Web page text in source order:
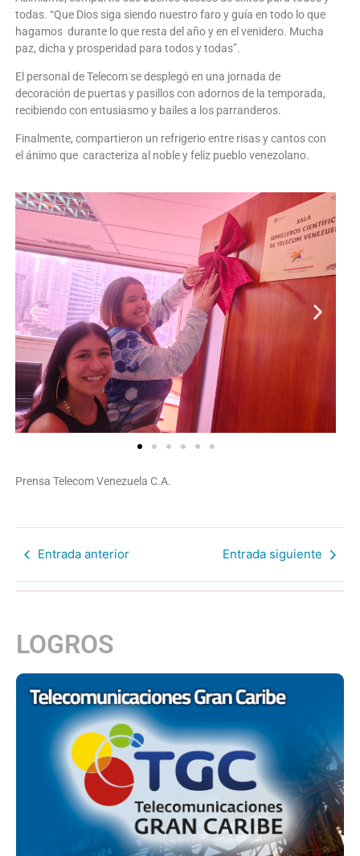
todas. “Que Dios siga siendo nuestro faro y guía en todo lo que
hagamos durante lo que resta del año y en el venidero. Mucha
paz, dicha y prosperidad para todos y todas”.
El personal de Telecom se desplegó en una jornada de
decoración de puertas y pasillos con adornos de la temporada,
recibiendo con entusiasmo y bailes a los parranderos.
Finalmente, compartieron un refrigerio entre risas y cantos con
el ánimo que caracteriza al noble y feliz pueblo venezolano.
Prensa Telecom Venezuela C.A.
Entrada anterior Entrada siguiente
LOGROS